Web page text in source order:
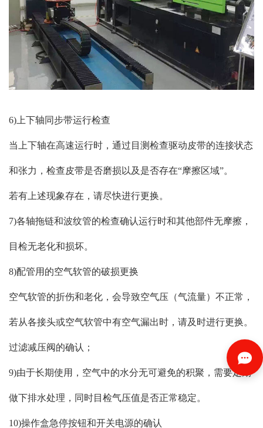
6)上下轴同步带运行检查
当上下轴在高速运行时，通过目测检查驱动皮带的连接状态
和张力，检查皮带是否磨损以及是否存在“摩擦区域”。
若有上述现象存在，请尽快进行更换。
7)各轴拖链和波纹管的检查确认运行时和其他部件无摩擦，
目检无老化和损坏。
8)配管用的空气软管的破损更换
空气软管的折伤和老化，会导致空气压（气流量）不正常，
若从各接头或空气软管中有空气漏出时，请及时进行更换。
过滤减压阀的确认；
9)由于长期使用，空气中的水分无可避免的积聚，需要定期
做下排水处理，同时目检气压值是否正常稳定。
10)操作盒急停按钮和开关电源的确认